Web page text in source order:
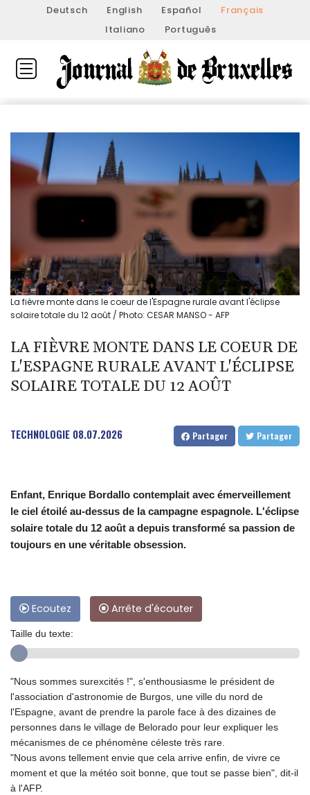
Deutsch English Español
Français
Italiano
Português
La fièvre monte dans le coeur de l'Espagne rurale avant l'éclipse
solaire totale du 12 août / Photo: CESAR MANSO - AFP
LA FIÈVRE MONTE DANS LE COEUR DE
L'ESPAGNE RURALE AVANT L'ÉCLIPSE
SOLAIRE TOTALE DU 12 AOÛT
TECHNOLOGIE 08.07.2026 Partager Partager
Enfant, Enrique Bordallo contemplait avec émerveillement
le ciel étoilé au-dessus de la campagne espagnole. L'éclipse
solaire totale du 12 août a depuis transformé sa passion de
toujours en une véritable obsession.
Ecoutez Arrête d'écouter
Taille du texte:
"Nous sommes surexcités !", s'enthousiasme le président de
l'association d'astronomie de Burgos, une ville du nord de
l'Espagne, avant de prendre la parole face à des dizaines de
personnes dans le village de Belorado pour leur expliquer les
mécanismes de ce phénomène céleste très rare.
"Nous avons tellement envie que cela arrive enfin, de vivre ce
moment et que la météo soit bonne, que tout se passe bien", dit-il
à l'AFP.